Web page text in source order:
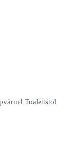
Toalettstol